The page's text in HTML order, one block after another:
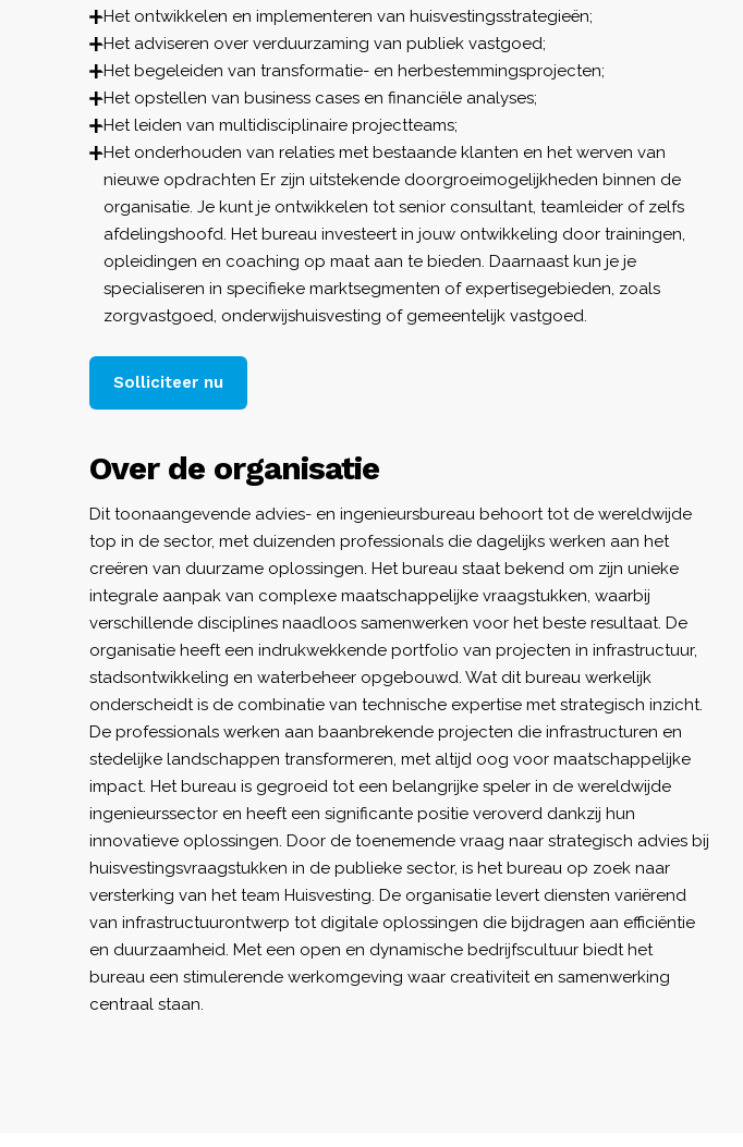
Het ontwikkelen en implementeren van huisvestingsstrategieën;
Het adviseren over verduurzaming van publiek vastgoed;
Het begeleiden van transformatie- en herbestemmingsprojecten;
Het opstellen van business cases en financiële analyses;
Het leiden van multidisciplinaire projectteams;
Het onderhouden van relaties met bestaande klanten en het werven van
nieuwe opdrachten Er zijn uitstekende doorgroeimogelijkheden binnen de
organisatie. Je kunt je ontwikkelen tot senior consultant, teamleider of zelfs
afdelingshoofd. Het bureau investeert in jouw ontwikkeling door trainingen,
opleidingen en coaching op maat aan te bieden. Daarnaast kun je je
specialiseren in specifieke marktsegmenten of expertisegebieden, zoals
zorgvastgoed, onderwijshuisvesting of gemeentelijk vastgoed.
Solliciteer nu
Over de organisatie
Dit toonaangevende advies- en ingenieursbureau behoort tot de wereldwijde
top in de sector, met duizenden professionals die dagelijks werken aan het
creëren van duurzame oplossingen. Het bureau staat bekend om zijn unieke
integrale aanpak van complexe maatschappelijke vraagstukken, waarbij
verschillende disciplines naadloos samenwerken voor het beste resultaat. De
organisatie heeft een indrukwekkende portfolio van projecten in infrastructuur,
stadsontwikkeling en waterbeheer opgebouwd. Wat dit bureau werkelijk
onderscheidt is de combinatie van technische expertise met strategisch inzicht.
De professionals werken aan baanbrekende projecten die infrastructuren en
stedelijke landschappen transformeren, met altijd oog voor maatschappelijke
impact. Het bureau is gegroeid tot een belangrijke speler in de wereldwijde
ingenieurssector en heeft een significante positie veroverd dankzij hun
innovatieve oplossingen. Door de toenemende vraag naar strategisch advies bij
huisvestingsvraagstukken in de publieke sector, is het bureau op zoek naar
versterking van het team Huisvesting. De organisatie levert diensten variërend
van infrastructuurontwerp tot digitale oplossingen die bijdragen aan efficiëntie
en duurzaamheid. Met een open en dynamische bedrijfscultuur biedt het
bureau een stimulerende werkomgeving waar creativiteit en samenwerking
centraal staan.